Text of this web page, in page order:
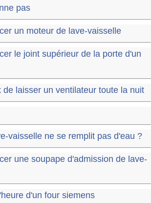
pas
un moteur de lave-vaisselle
le joint supérieur de la porte d'un
de laisser un ventilateur toute la nuit
vaisselle ne se remplit pas d'eau ?
une soupape d'admission de lave-
d'un four siemens